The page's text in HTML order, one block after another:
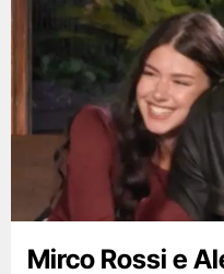
Mirco Rossi e